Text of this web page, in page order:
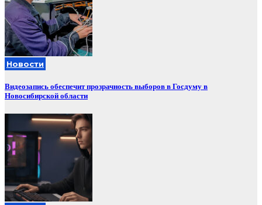
Новости
Видеозапись обеспечит прозрачность выборов в Госдуму в
Новосибирской области